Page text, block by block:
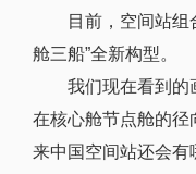
目前，空间站
舱三船”全新构型。
我们现在看到的
在核心舱节点舱的径
来中国空间站还会有